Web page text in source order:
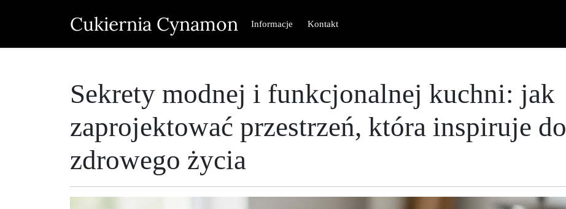
Cukiernia Cynamon Informacje Kontakt
Sekrety modnej i funkcjonalnej kuchni: jak
zaprojektować przestrzeń, która inspiruje do
zdrowego życia